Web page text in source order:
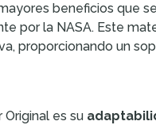
beneficios que
por la NASA. Este
proporcionando un
es su